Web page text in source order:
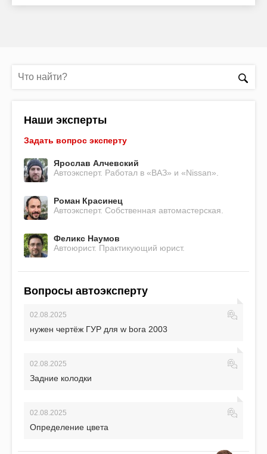
Наши эксперты
Задать вопрос эксперту
Ярослав Алчевский
Автоэксперт. Работал в «ВАЗ» и «Nissan».
Роман Красинец
Автоэксперт. Собственная автомастерская.
Феликс Наумов
Автоюрист. Практикующий юрист.
Вопросы автоэксперту
02.08.2025
нужен чертёж ГУР для w bora 2003
02.08.2025
Задние колодки
02.08.2025
Определение цвета